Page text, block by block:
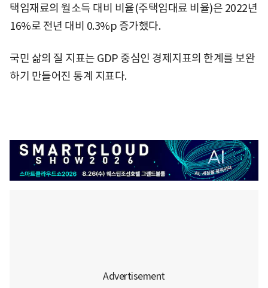
택임재료의 월소득 대비 비율(주택임대료 비율)은 2022년
16%로 전년 대비 0.3%p 증가했다.
국민 삶의 질 지표는 GDP 중심인 경제지표의 한계를 보완
하기 만들어진 통계 지표다.